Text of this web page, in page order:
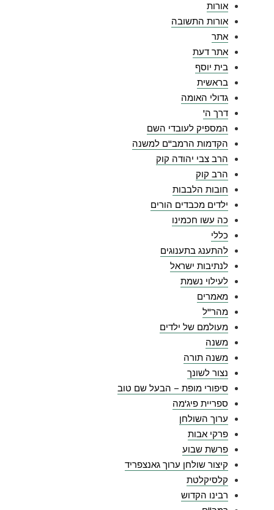
אורות
אורות התשובה
אתר
אתר דעת
בית יוסף
בראשית
גדולי האומה
דרך ה'
המספיק לעובדי השם
הקדמות הרמב"ם למשנה
הרב צבי יהודה קוק
הרב קוק
חובות הלבבות
ילדים מכבדים הורים
כה עשו חכמינו
כללי
להתענג בתענוגים
לנתיבות ישראל
לעילוי נשמת
מאמרים
מהר"ל
מעולמם של ילדים
משנה
משנה תורה
נצור לשונך
סיפורי מופת – הבעל שם טוב
ספריית פיג'מה
ערוך השולחן
פרקי אבות
פרשת שבוע
קיצור שולחן ערוך גאנצפריד
קלסיקלטת
רבינו הקדוש